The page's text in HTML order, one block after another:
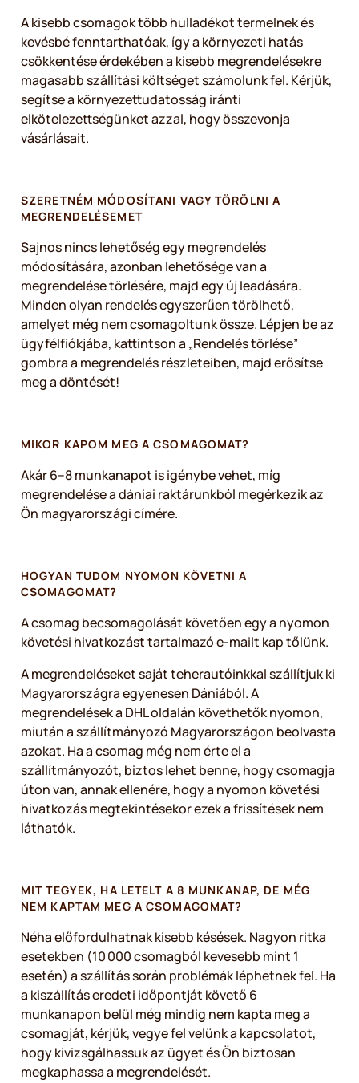
A kisebb csomagok több hulladékot termelnek és
kevésbé fenntarthatóak, így a környezeti hatás
csökkentése érdekében a kisebb megrendelésekre
magasabb szállítási költséget számolunk fel. Kérjük,
segítse a környezettudatosság iránti
elkötelezettségünket azzal, hogy összevonja
vásárlásait.
SZERETNÉM MÓDOSÍTANI VAGY TÖRÖLNI A
MEGRENDELÉSEMET
Sajnos nincs lehetőség egy megrendelés
módosítására, azonban lehetősége van a
megrendelése törlésére, majd egy új leadására.
Minden olyan rendelés egyszerűen törölhető,
amelyet még nem csomagoltunk össze. Lépjen be az
ügyfélfiókjába, kattintson a „Rendelés törlése”
gombra a megrendelés részleteiben, majd erősítse
meg a döntését!
MIKOR KAPOM MEG A CSOMAGOMAT?
Akár 6–8 munkanapot is igénybe vehet, míg
megrendelése a dániai raktárunkból megérkezik az
Ön magyarországi címére.
HOGYAN TUDOM NYOMON KÖVETNI A
CSOMAGOMAT?
A csomag becsomagolását követően egy a nyomon
követési hivatkozást tartalmazó e-mailt kap tőlünk.
A megrendeléseket saját teherautóinkkal szállítjuk ki
Magyarországra egyenesen Dániából. A
megrendelések a DHL oldalán követhetők nyomon,
miután a szállítmányozó Magyarországon beolvasta
azokat. Ha a csomag még nem érte el a
szállítmányozót, biztos lehet benne, hogy csomagja
úton van, annak ellenére, hogy a nyomon követési
hivatkozás megtekintésekor ezek a frissítések nem
láthatók.
MIT TEGYEK, HA LETELT A 8 MUNKANAP, DE MÉG
NEM KAPTAM MEG A CSOMAGOMAT?
Néha előfordulhatnak kisebb késések. Nagyon ritka
esetekben (10 000 csomagból kevesebb mint 1
esetén) a szállítás során problémák léphetnek fel. Ha
a kiszállítás eredeti időpontját követő 6
munkanapon belül még mindig nem kapta meg a
csomagját, kérjük, vegye fel velünk a kapcsolatot,
hogy kivizsgálhassuk az ügyet és Ön biztosan
megkaphassa a megrendelését.